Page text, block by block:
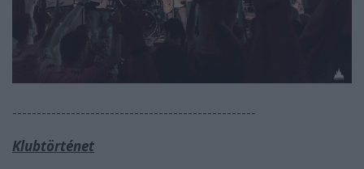
--------------------------------------------------
Klubtörténet